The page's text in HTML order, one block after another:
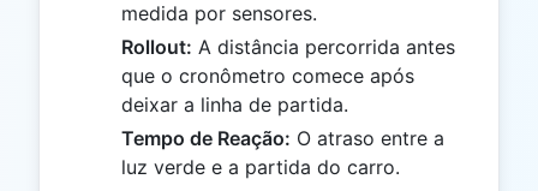
medida por sensores.
Rollout: A distância percorrida antes
que o cronômetro comece após
deixar a linha de partida.
Tempo de Reação: O atraso entre a
luz verde e a partida do carro.